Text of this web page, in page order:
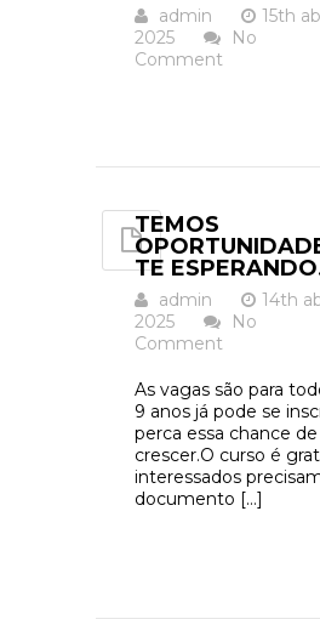
admin
15th
2025
No
Comment
TEMOS
TE
admin
14th
2025
No
Comment
As vagas são para
9 anos já pode se
perca essa chance
crescer.O curso é
interessados
documento […]